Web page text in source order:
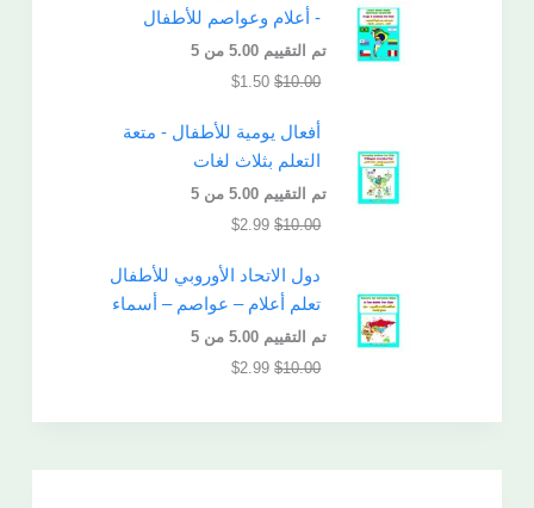
- أعلام وعواصم للأطفال
تم التقييم 5.00من 5
$10.00
$1.50
أفعال يومية للأطفال - متعة
التعلم بثلاث لغات
تم التقييم 5.00من 5
$10.00
$2.99
دول الاتحاد الأوروبي للأطفال
تعلم أعلام – عواصم – أسماء
تم التقييم 5.00من 5
$10.00
$2.99